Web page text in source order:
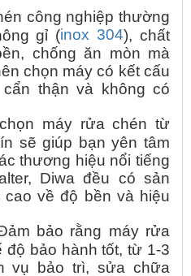
công nghiệp thường
gỉ (inox 304), chất
chống ăn mòn mà
chọn máy có kết cấu
thận và không có
máy rửa chén từ
sẽ giúp bạn yên tâm
thương hiệu nổi tiếng
Diwa đều có sản
về độ bền và hiệu
bảo rằng máy rửa
độ bảo hành tốt, từ 1-3
vụ bảo trì, sửa chữa